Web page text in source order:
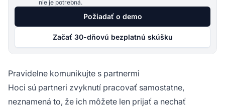
nie je potrebná.
Požiadať o demo
Začať 30-dňovú bezplatnú skúšku
Pravidelne komunikujte s partnermi
Hoci sú partneri zvyknutí pracovať samostatne,
neznamená to, že ich môžete len prijať a nechať